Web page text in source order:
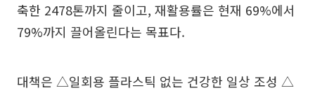
축한 2478톤까지 줄이고, 재활용률은 현재 69%에서
79%까지 끌어올린다는 목표다.
대책은 △일회용 플라스틱 없는 건강한 일상 조성 △